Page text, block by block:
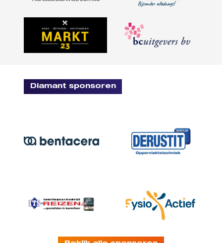
Diamant sponsoren